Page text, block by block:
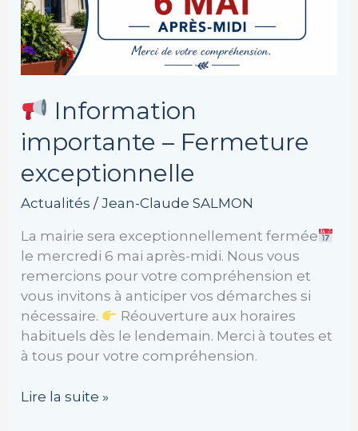
Information
importante – Fermeture
exceptionnelle
Actualités /Jean-Claude SALMON
La mairie sera exceptionnellement fermée
le mercredi 6 mai après-midi. Nous vous
remercions pour votre compréhension et
vous invitons à anticiper vos démarches si
nécessaire.
Réouverture aux horaires
habituels dès le lendemain. Merci à toutes et
à tous pour votre compréhension.
Lire la suite »